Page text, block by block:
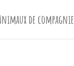
de compagnie